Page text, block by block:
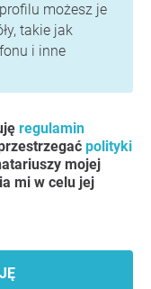
możesz je
takie jak
i inne
regulamin
polityki
mojej
mi w celu jej